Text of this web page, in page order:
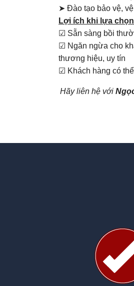
➤ Đào tạo bảo vệ,
Lợi ích khi lựa
☑ Sẵn sàng bồi
☑ Ngăn ngừa cho
thương hiệu, uy tín
☑ Khách hàng có
Hãy liên hệ với